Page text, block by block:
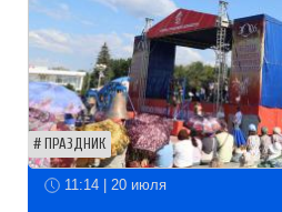
ПРАЗДНИК
11:14 | 20 июля